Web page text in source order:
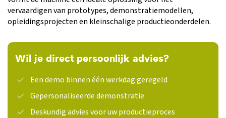
vervaardigen van prototypes, demonstratiemodellen,
opleidingsprojecten en kleinschalige productieonderdelen.
Wil je direct persoonlijk advies?
Een demo binnen één werkdag geregeld
Gepersonaliseerde demonstratie
Deskundig advies voor uw productieproces